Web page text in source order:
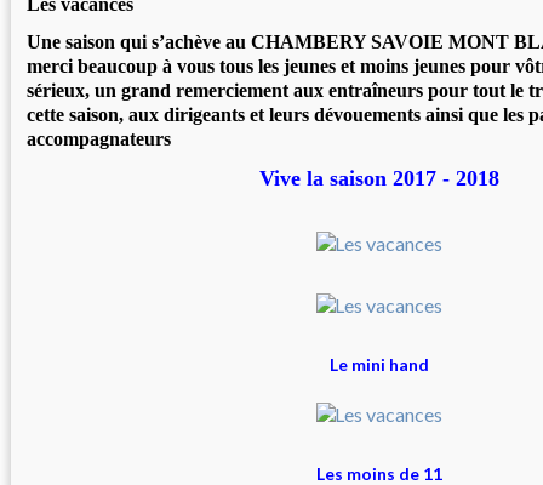
Les vacances
Une saison qui s’achève au CHAMBERY SAVOIE MONT
merci beaucoup à vous tous les jeunes et moins jeunes pour
sérieux, un grand remerciement aux entraîneurs pour tout le
cette saison, aux dirigeants et leurs dévouements ainsi que les
accompagnateurs
Vive la saison 2017 - 2018
Le mini hand
Les moins de 11